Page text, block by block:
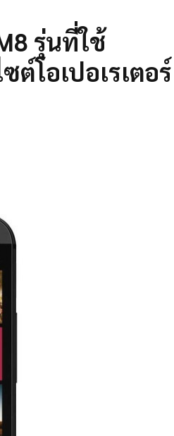
รุ่นที่ใช้
ต์โอเปอเรเตอร์